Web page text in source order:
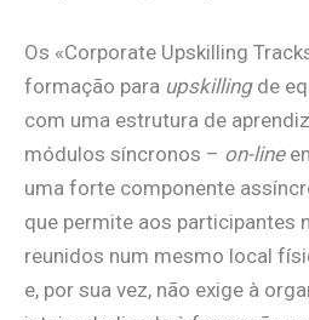
Os «Corporate Upskilling
formação para upskillingde
com uma estrutura de
módulos síncronos – on-line
uma forte componente
que permite aos participantes
reunidos num mesmo local
e, por sua vez, não exige à